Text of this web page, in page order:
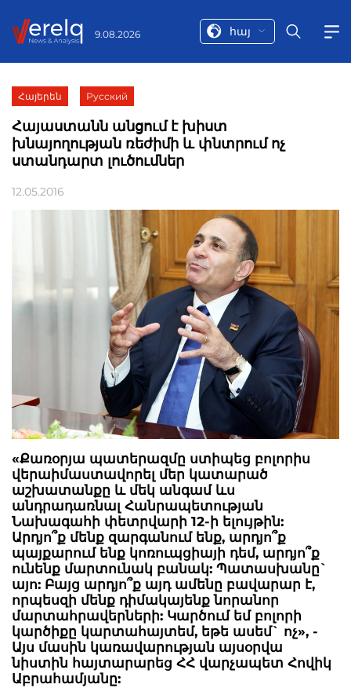
9.08.2026 հայ
Հայերեն Русский
Հայաստանն անցում է խիստ
խնայողության ռեժիմի և փնտրում ոչ
ստանդարտ լուծումներ
12.05.2016
«Քառօրյա պատերազմը ստիպեց բոլորիս
վերաիմաստավորել մեր կատարած
աշխատանքը և մեկ անգամ ևս
անդրադառնալ Հանրապետության
Նախագահի փետրվարի 12-ի ելույթին:
Արդյո՞ք մենք զարգանում ենք, արդյո՞ք
պայքարում ենք կոռուպցիայի դեմ, արդյո՞ք
ունենք մարտունակ բանակ: Պատասխանը`
այո: Բայց արդյո՞ք այդ ամենը բավարար է,
որպեսզի մենք դիմակայենք նորանոր
մարտահրավերների: Կարծում եմ բոլորի
կարծիքը կարտահայտեմ, եթե ասեմ` ոչ», -
Այս մասին կառավարության այսօրվա
նիստին հայտարարեց ՀՀ վարչապետ Հովիկ
Աբրահամյանը: